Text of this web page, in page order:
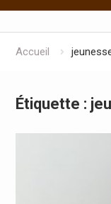
Accueil
Étiquette :